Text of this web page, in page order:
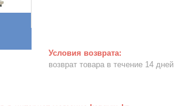
возврат товара в течение 14 дней